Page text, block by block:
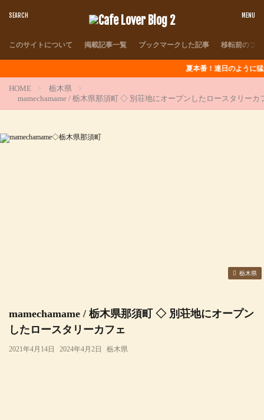
このサイトについて 掲載記事一覧 ブックマークした記事 移転前のブ
夏本番！連日のように猛暑が続きます
HOME
栃木県
mamechamame / 栃木県那須町 ◇ 別荘地にオープンしたロースタリーカ
mamechamame / 栃木県那須町 ◇ 別荘地にオープン
したロースタリーカフェ
2021年4月14日 2024年4月2日 栃木県
栃木県